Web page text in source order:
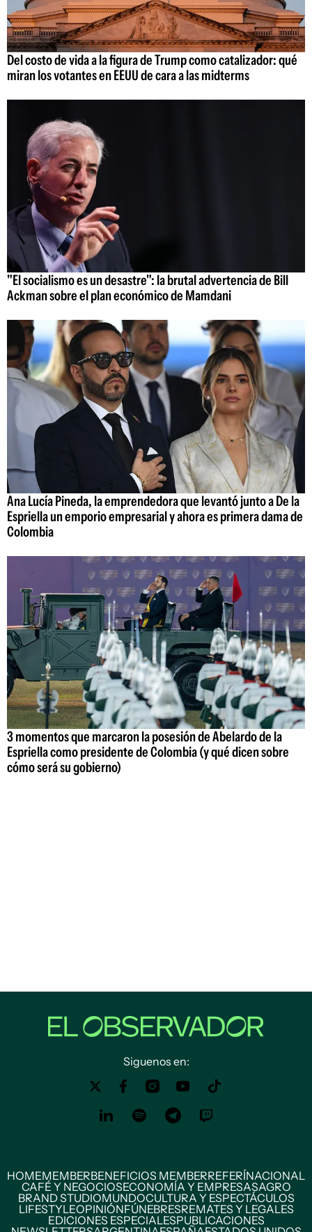
Del costo de vida a la figura de Trump como catalizador: qué
miran los votantes en EEUU de cara a las midterms
"El socialismo es un desastre": la brutal advertencia de Bill
Ackman sobre el plan económico de Mamdani
Ana Lucía Pineda, la emprendedora que levantó junto a De la
Espriella un emporio empresarial y ahora es primera dama de
Colombia
3 momentos que marcaron la posesión de Abelardo de la
Espriella como presidente de Colombia (y qué dicen sobre
cómo será su gobierno)
Siguenos en:
HOMEMEMBERBENEFICIOS MEMBERREFERÍNACIONAL
CAFÉ Y NEGOCIOSECONOMÍA Y EMPRESASAGRO
BRAND STUDIOMUNDOCULTURA Y ESPECTÁCULOS
LIFESTYLEOPINIÓNFÚNEBRESREMATES Y LEGALES
EDICIONES ESPECIALESPUBLICACIONES